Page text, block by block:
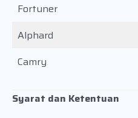
Fortuner
Alphard
Camry
Syarat dan Ketentuan